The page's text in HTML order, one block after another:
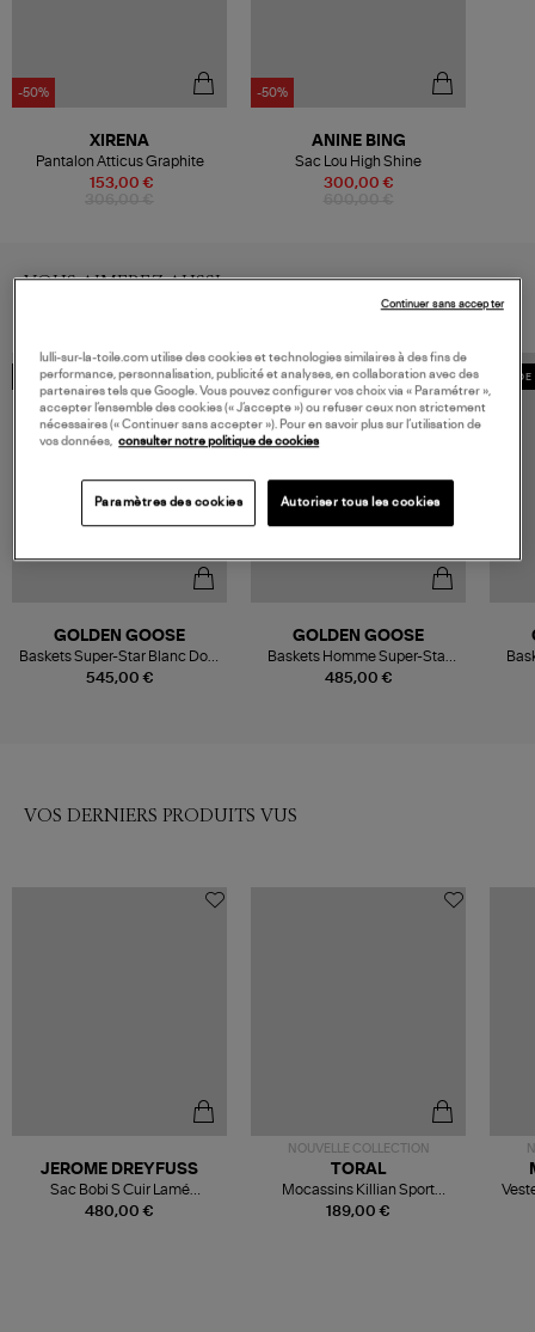
-50%
153,00 €
XIRENA
Pantalon Atticus Graphite
-50%
300,00 €
ANINE BING
Sac Lou High Shine
VOUS AIMEREZ AUSSI
MADE IN EUROPE
545,00 €
GOLDEN GOOSE
Baskets Super-Star Blanc Doré
Argenté
MADE IN EUROPE
485,00 €
GOLDEN GOOSE
Baskets Homme Super-Star
Cuir Gris
VOS DERNIERS PRODUITS VUS
480,00 €
JEROME DREYFUSS
Sac Bobi S Cuir Lamé
Champagne
NOUVELLE COLLECTION
189,00 €
TORAL
Mocassins Killian Sport
Mousse
lulli-sur-la-toile.com utilise des cookies et technologies similaires à des fins de
performance, personnalisation, publicité et analyses, en collaboration avec des
partenaires tels que Google. Vous pouvez configurer vos choix via « Paramétrer »,
accepter l’ensemble des cookies (« J’accepte ») ou refuser ceux non strictement
nécessaires (« Continuer sans accepter »). Pour en savoir plus sur l’utilisation de
vos données, consulter notre politique de cookies
Paramètres des cookies Autoriser tous les cookies
Continuer sans accepter